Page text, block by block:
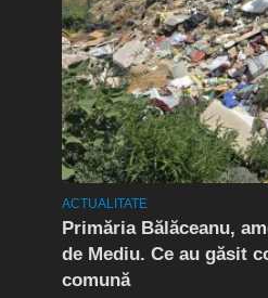
ACTUALITATE
Primăria Bălăceanu,
de Mediu. Ce au găsit
comună